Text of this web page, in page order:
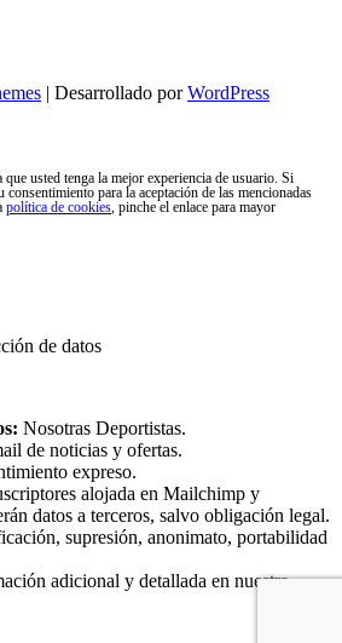
| Desarrollado porWordPress
usted tenga la mejor experiencia de usuario. Si
consentimiento para la aceptación de las mencionadas
política de cookies, pinche el enlace para mayor
de datos
Nosotras Deportistas.
de noticias y ofertas.
expreso.
alojada en Mailchimp y
datos a terceros, salvo obligación legal.
supresión, anonimato, portabilidad
adicional y detallada en nuestra